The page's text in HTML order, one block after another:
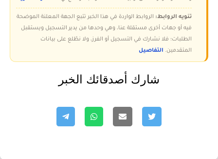
تنويه الروابط: الروابط الواردة في هذا الخبر تتبع الجهة المعلنة الموضحة
فيه أو جهات أخرى مستقلة عنا، وهي وحدها من يدير التسجيل ويستقبل
الطلبات؛ فلا نشارك في التسجيل أو الفرز، ولا نطّلع على بيانات
المتقدمين. التفاصيل
شارك أصدقائك الخبر